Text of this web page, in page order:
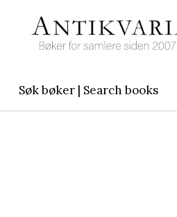
Søk bøker | Search books